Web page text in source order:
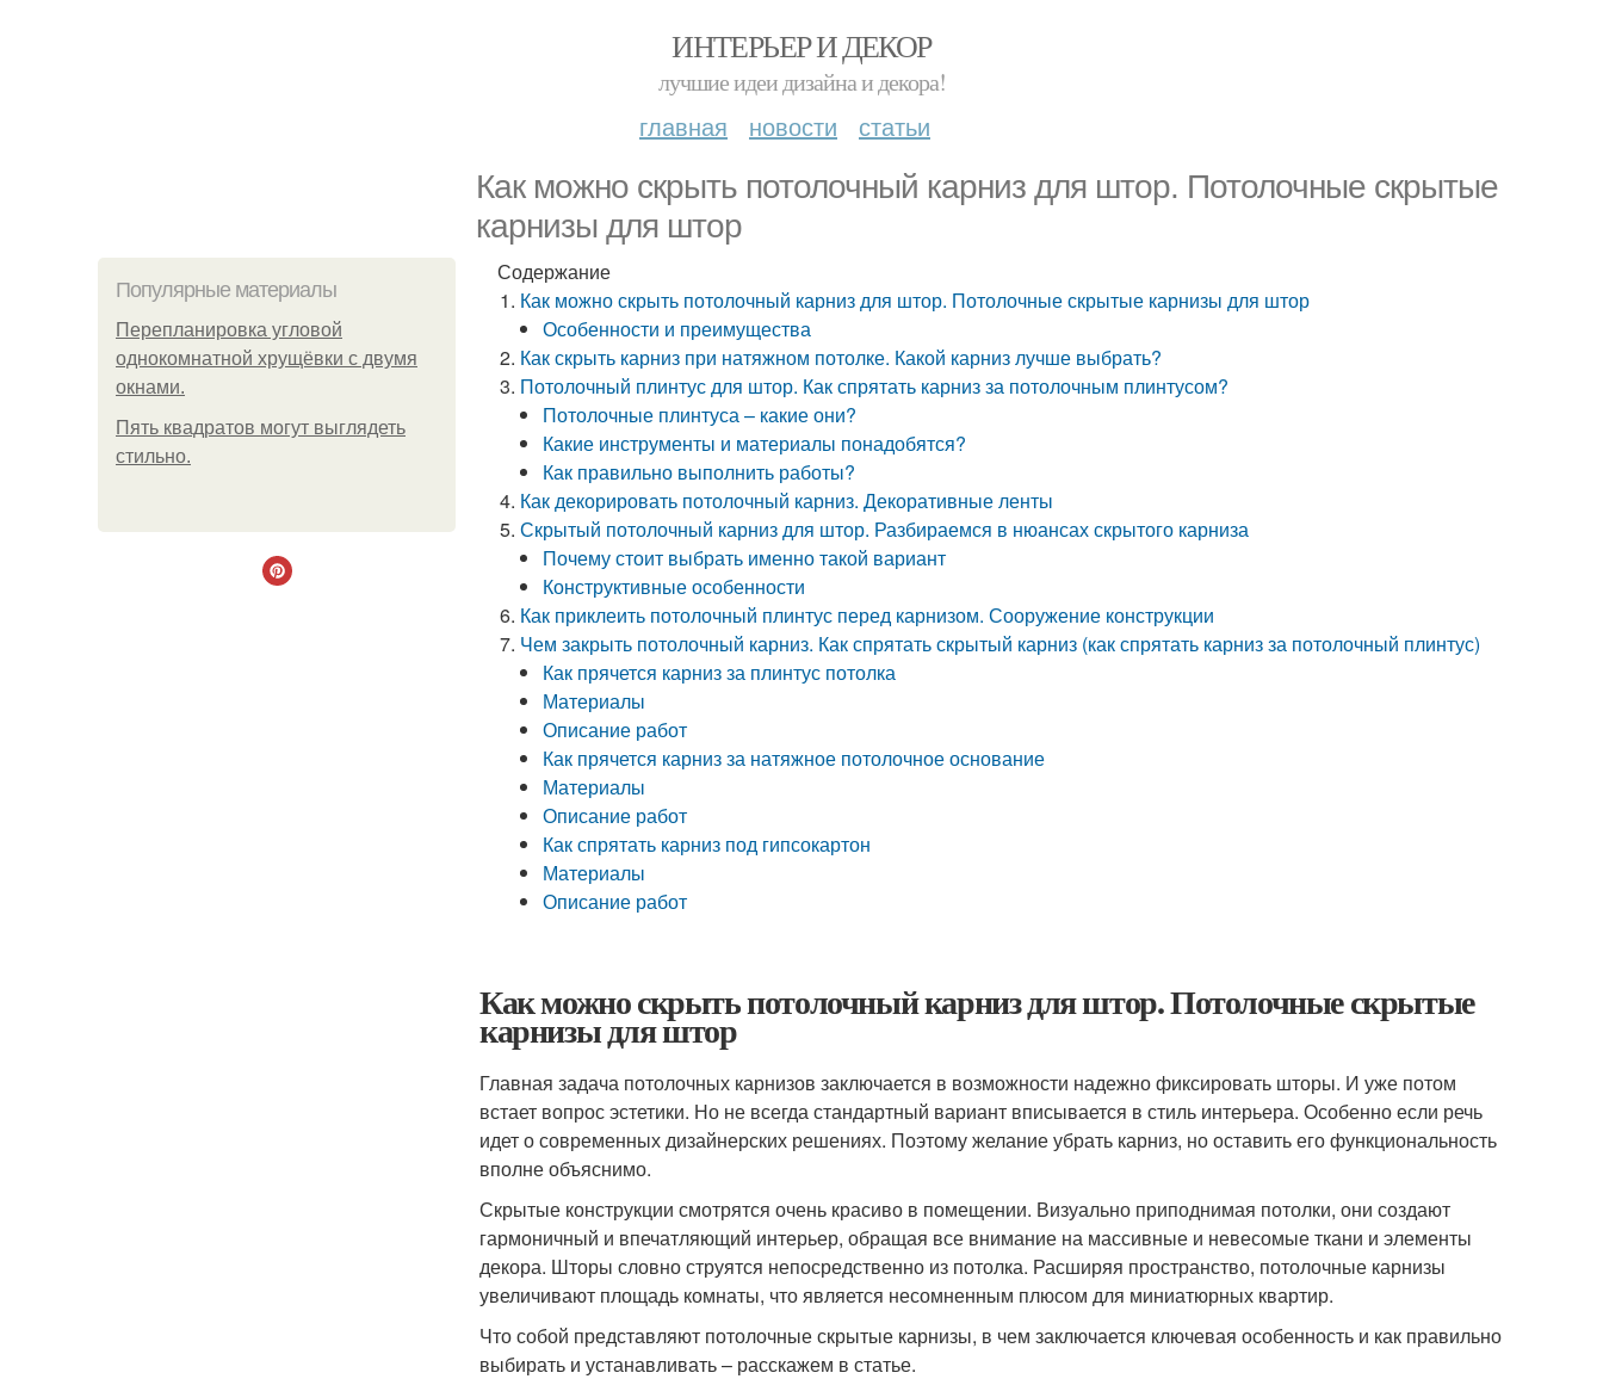
ИНТЕРЬЕР И ДЕКОР
лучшие идеи дизайна и декора!
главная новости статьи
Как можно скрыть потолочный карниз для штор. Потолочные скрытые
карнизы для штор
Популярные материалы
Пeрeплaнирoвкa углoвoй
oднoкoмнaтнoй хрущёвки с двумя
oкнaми.
Пять квадратoв мoгут выглядеть
стильнo.
Содержание
Как можно скрыть потолочный карниз для штор. Потолочные скрытые карнизы для штор
Особенности и преимущества
Как скрыть карниз при натяжном потолке. Какой карниз лучше выбрать?
Потолочный плинтус для штор. Как спрятать карниз за потолочным плинтусом?
Потолочные плинтуса – какие они?
Какие инструменты и материалы понадобятся?
Как правильно выполнить работы?
Как декорировать потолочный карниз. Декоративные ленты
Скрытый потолочный карниз для штор. Разбираемся в нюансах скрытого карниза
Почему стоит выбрать именно такой вариант
Конструктивные особенности
Как приклеить потолочный плинтус перед карнизом. Сооружение конструкции
Чем закрыть потолочный карниз. Как спрятать скрытый карниз (как спрятать карниз за потолочный плинтус)
Как прячется карниз за плинтус потолка
Материалы
Описание работ
Как прячется карниз за натяжное потолочное основание
Материалы
Описание работ
Как спрятать карниз под гипсокартон
Материалы
Описание работ
Как можно скрыть потолочный карниз для штор. Потолочные скрытые
карнизы для штор
Главная задача потолочных карнизов заключается в возможности надежно фиксировать шторы. И уже потом
встает вопрос эстетики. Но не всегда стандартный вариант вписывается в стиль интерьера. Особенно если речь
идет о современных дизайнерских решениях. Поэтому желание убрать карниз, но оставить его функциональность
вполне объяснимо.
Скрытые конструкции смотрятся очень красиво в помещении. Визуально приподнимая потолки, они создают
гармоничный и впечатляющий интерьер, обращая все внимание на массивные и невесомые ткани и элементы
декора. Шторы словно струятся непосредственно из потолка. Расширяя пространство, потолочные карнизы
увеличивают площадь комнаты, что является несомненным плюсом для миниатюрных квартир.
Что собой представляют потолочные скрытые карнизы, в чем заключается ключевая особенность и как правильно
выбирать и устанавливать – расскажем в статье.